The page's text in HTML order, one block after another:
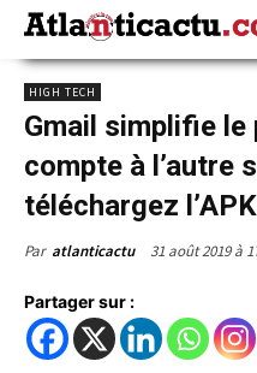
HIGH TECH
Gmail simplifie le
compte à l’autre
téléchargez l’APK
Par atlanticactu 31 août 2019 à
Partager sur :